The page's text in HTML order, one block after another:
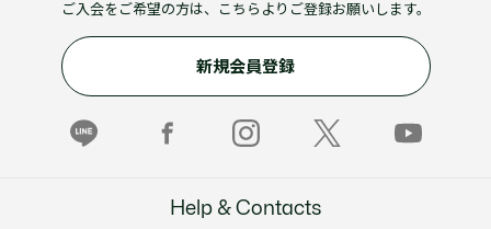
ご入会をご希望の方は、こちらよりご登録お願いします。
新規会員登録
Help & Contacts